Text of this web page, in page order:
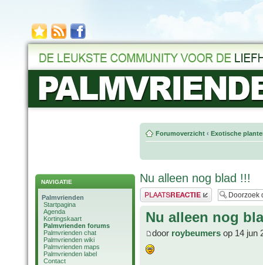
NAVIGATIE
Palmvrienden
Startpagina
Agenda
Kortingskaart
Palmvrienden forums
Palmvrienden chat
Palmvrienden wiki
Palmvrienden maps
Palmvrienden label
Contact
Forumoverzicht ‹ Exotische
Nu alleen nog blad !!!
Plaats een reactie
Nu alleen nog
door roybeumers op 14 jun